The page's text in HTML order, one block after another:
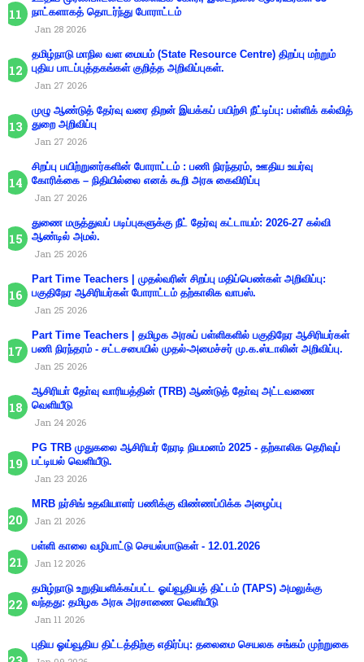
நாட்களாகத் தொடர்ந்து போராட்டம்
Jan 28 2026
தமிழ்நாடு மாநில வள மையம் (State Resource Centre) திறப்பு மற்றும்
புதிய பாடப்புத்தகங்கள் குறித்த அறிவிப்புகள்.
Jan 27 2026
முழு ஆண்டுத் தேர்வு வரை திறன் இயக்கப் பயிற்சி நீட்டிப்பு: பள்ளிக் கல்வித்
துறை அறிவிப்பு
Jan 27 2026
சிறப்பு பயிற்றுனர்களின் போராட்டம் : பணி நிரந்தரம், ஊதிய உயர்வு
கோரிக்கை – நிதியில்லை எனக் கூறி அரசு கைவிரிப்பு
Jan 27 2026
துணை மருத்துவப் படிப்புகளுக்கு நீட் தேர்வு கட்டாயம்: 2026-27 கல்வி
ஆண்டில் அமல்.
Jan 25 2026
Part Time Teachers | முதல்வரின் சிறப்பு மதிப்பெண்கள் அறிவிப்பு:
பகுதிநேர ஆசிரியர்கள் போராட்டம் தற்காலிக வாபஸ்.
Jan 25 2026
Part Time Teachers | தமிழக அரசுப் பள்ளிகளில் பகுதிநேர ஆசிரியர்கள்
பணி நிரந்தரம் - சட்டசபையில் முதல்-அமைச்சர் மு.க.ஸ்டாலின் அறிவிப்பு.
Jan 25 2026
ஆசிரியா் தோ்வு வாரியத்தின் (TRB) ஆண்டுத் தோ்வு அட்டவணை
வெளியீடு
Jan 24 2026
PG TRB முதுகலை ஆசிரியர் நேரடி நியமனம் 2025 - தற்காலிக தெரிவுப்
பட்டியல் வெளியீடு.
Jan 23 2026
MRB நர்சிங் உதவியாளர் பணிக்கு விண்ணப்பிக்க அழைப்பு
Jan 21 2026
பள்ளி காலை வழிபாட்டு செயல்பாடுகள் - 12.01.2026
Jan 12 2026
தமிழ்நாடு உறுதியளிக்கப்பட்ட ஓய்வூதியத் திட்டம் (TAPS) அமலுக்கு
வந்தது: தமிழக அரசு அரசாணை வெளியீடு
Jan 11 2026
புதிய ஓய்வூதிய திட்டத்திற்கு எதிர்ப்பு: தலைமை செயலக சங்கம் முற்றுகை